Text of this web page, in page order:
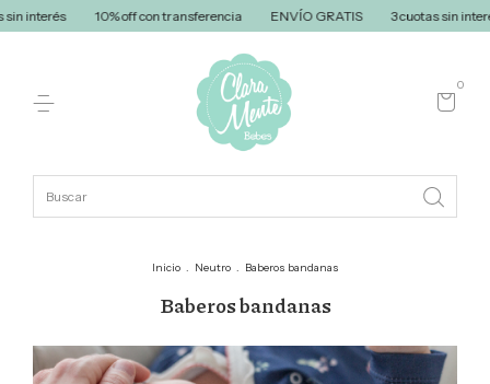
con transferencia ENVÍO GRATIS 3 cuotas sin interés 10% off con
0
Inicio . Neutro . Baberos bandanas
Baberos bandanas